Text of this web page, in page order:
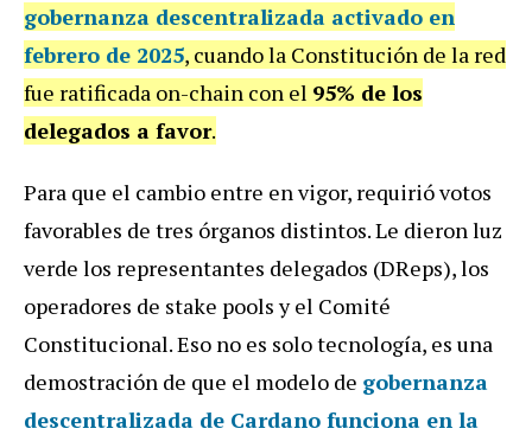
gobernanza descentralizada activado en
febrero de 2025, cuando la Constitución de la red
fue ratificada on-chain con el 95% de los
delegados a favor.
Para que el cambio entre en vigor, requirió votos
favorables de tres órganos distintos. Le dieron luz
verde los representantes delegados (DReps), los
operadores de stake pools y el Comité
Constitucional. Eso no es solo tecnología, es una
demostración de que el modelo de gobernanza
descentralizada de Cardano funciona en la